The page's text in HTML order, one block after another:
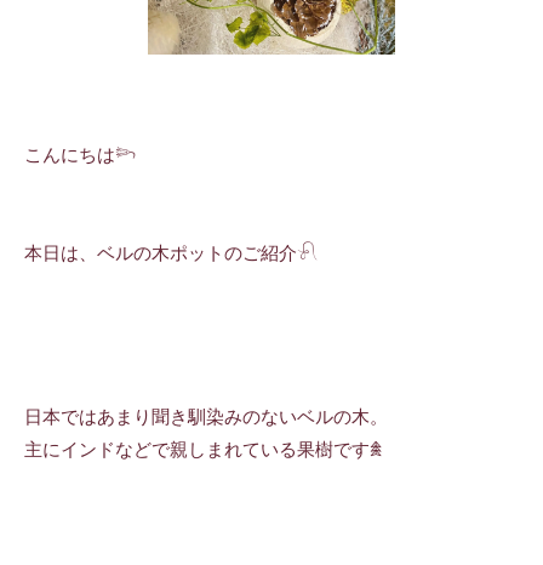
こんにちは𓆸
本日は、ベルの木ポットのご紹介𓍯
日本ではあまり聞き馴染みのないベルの木。
主にインドなどで親しまれている果樹です𖠰